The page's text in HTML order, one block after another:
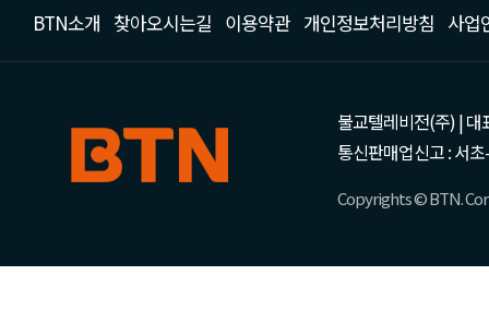
BTN소개 찾아오시는길 이용약관 개인정보처리방침 사업
불교텔레비전(주) | 대
통신판매업신고 : 서
Copyrights © BTN.